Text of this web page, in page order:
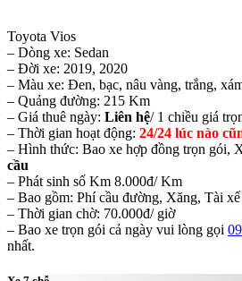
Toyota Vios
– Dòng xe: Sedan
– Đời xe: 2019, 2020
– Màu xe: Đen, bạc, nâu vàng, trắng,
– Quảng đường: 215 Km
– Giá thuê ngày: Liên hệ/ 1 chiều giá
– Thời gian hoạt động: 24/24 lúc nào
– Hình thức: Bao xe hợp đồng trọn gói,
cầu
– Phát sinh số Km 8.000đ/ Km
– Bao gồm: Phí cầu đường, Xăng, Tài xế
– Thời gian chờ: 70.000đ/ giờ
– Bao xe trọn gói cả ngày vui lòng gọi
nhất.